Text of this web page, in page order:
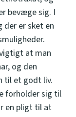
bevæge sig. I
er sket en
at man
og den
til et godt liv.
forholder sig til
en pligt til at